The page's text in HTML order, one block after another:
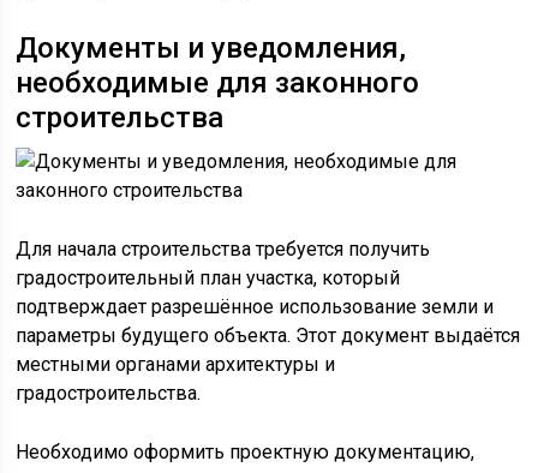
Документы и уведомления,
необходимые для законного
строительства
Для начала строительства требуется получить
градостроительный план участка, который
подтверждает разрешённое использование земли и
параметры будущего объекта. Этот документ выдаётся
местными органами архитектуры и
градостроительства.
Необходимо оформить проектную документацию,